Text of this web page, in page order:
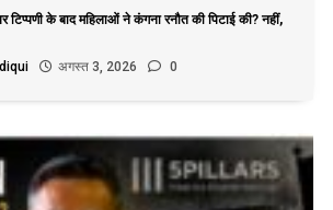
के बाद महिलाओं ने कंगना रनौत की पिटाई की? नहीं,
अगस्त 3, 2026 0